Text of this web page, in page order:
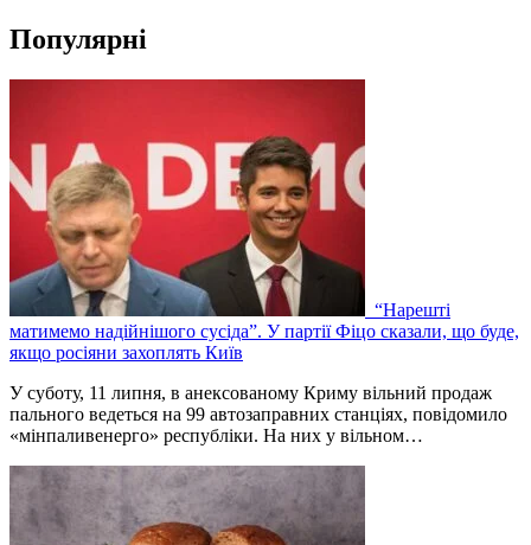
Популярні
“Нарешті
матимемо надійнішого сусіда”. У партії Фіцо сказали, що буде,
якщо росіяни захоплять Київ
У суботу, 11 липня, в анексованому Криму вільний продаж
пального ведеться на 99 автозаправних станціях, повідомило
«мінпаливенерго» республіки. На них у вільном…